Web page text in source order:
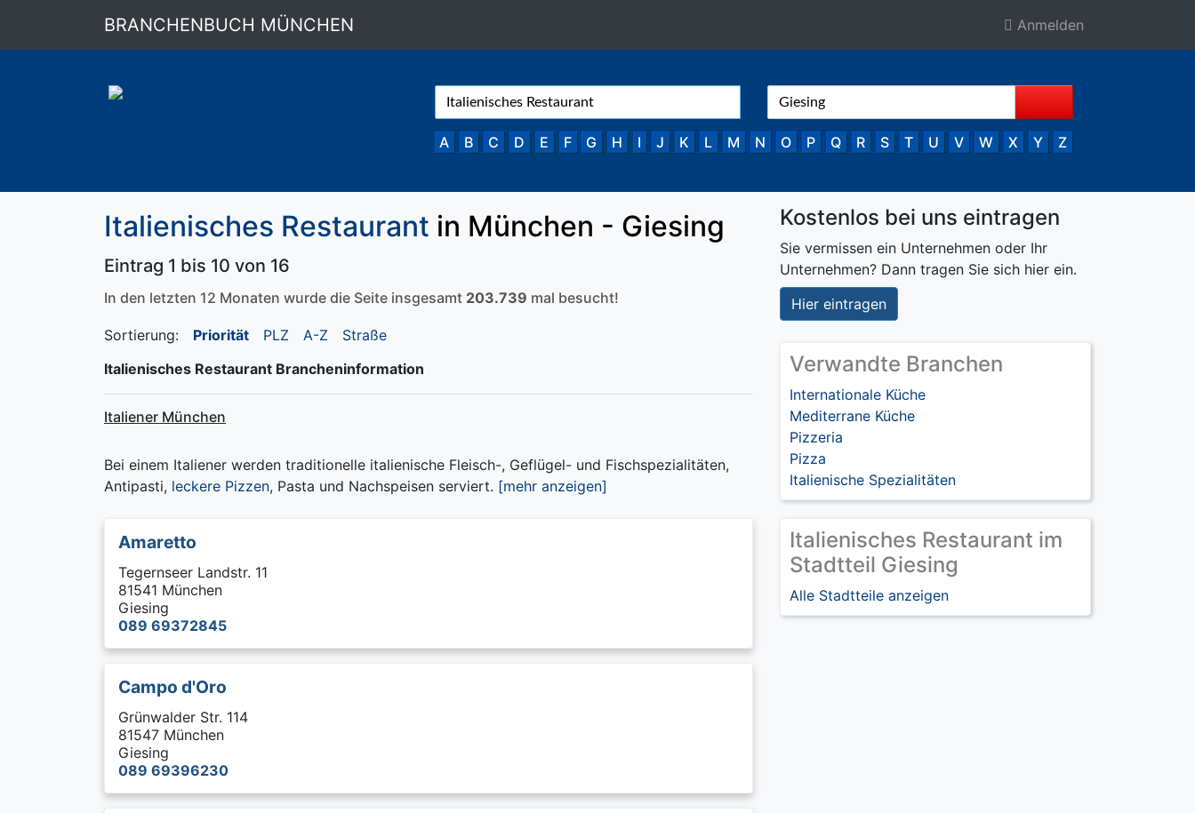
BRANCHENBUCH MÜNCHEN Anmelden
A B C D E F G H I J K L M N O P Q R S T U V W X Y Z
Italienisches Restaurant in München - Giesing
Eintrag 1 bis 10 von 16
In den letzten 12 Monaten wurde die Seite insgesamt 203.739 mal besucht!
Sortierung: Priorität PLZ A-Z
Straße
Italienisches Restaurant Brancheninformation
Italiener München
Bei einem Italiener werden traditionelle italienische Fleisch-, Geflügel- und Fischspezialitäten,
Antipasti, leckere Pizzen, Pasta und Nachspeisen serviert. [mehr anzeigen]
Amaretto
Tegernseer Landstr. 11
81541 München
Giesing
089 69372845
Campo d'Oro
Grünwalder Str. 114
81547 München
Giesing
089 69396230
Kostenlos bei uns eintragen
Sie vermissen ein Unternehmen oder Ihr
Unternehmen? Dann tragen Sie sich hier ein.
Hier eintragen
Verwandte Branchen
Internationale Küche
Mediterrane Küche
Pizzeria
Pizza
Italienische Spezialitäten
Italienisches Restaurant im
Stadtteil Giesing
Alle Stadtteile anzeigen